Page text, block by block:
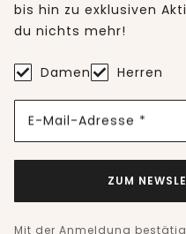
bis hin zu exklusiven
du nichts mehr!
Damen Herren
E-Mail-Adresse *
ZUM
Mit der Anmeldung